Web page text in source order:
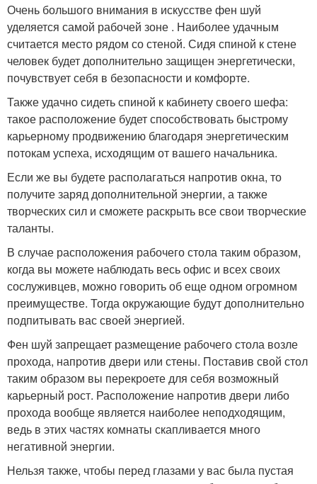
Очень большого внимания в искусстве фен шуй
уделяется самой рабочей зоне . Наиболее удачным
считается место рядом со стеной. Сидя спиной к стене
человек будет дополнительно защищен энергетически,
почувствует себя в безопасности и комфорте.
Также удачно сидеть спиной к кабинету своего шефа:
такое расположение будет способствовать быстрому
карьерному продвижению благодаря энергетическим
потокам успеха, исходящим от вашего начальника.
Если же вы будете располагаться напротив окна, то
получите заряд дополнительной энергии, а также
творческих сил и сможете раскрыть все свои творческие
таланты.
В случае расположения рабочего стола таким образом,
когда вы можете наблюдать весь офис и всех своих
сослуживцев, можно говорить об еще одном огромном
преимуществе. Тогда окружающие будут дополнительно
подпитывать вас своей энергией.
Фен шуй запрещает размещение рабочего стола возле
прохода, напротив двери или стены. Поставив свой стол
таким образом вы перекроете для себя возможный
карьерный рост. Расположение напротив двери либо
прохода вообще является наиболее неподходящим,
ведь в этих частях комнаты скапливается много
негативной энергии.
Нельзя также, чтобы перед глазами у вас была пустая